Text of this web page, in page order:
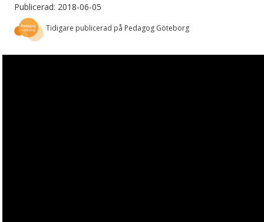
Publicerad: 2018-06-05
Tidigare publicerad på Pedagog Göteborg